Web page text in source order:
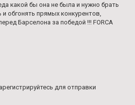
какой бы она не была и нужно брать
и обгонять прямых конкурентов,
Барселона за победой !!! FORCA
для отправки